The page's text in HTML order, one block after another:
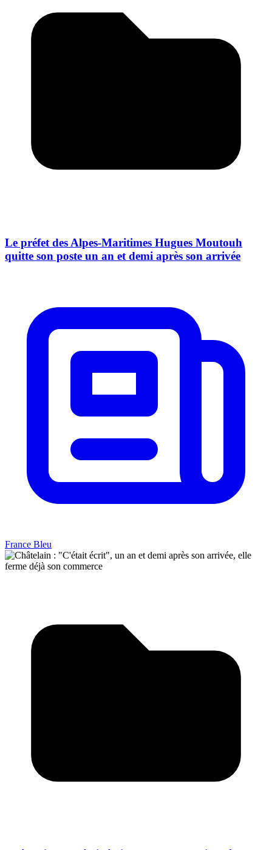
Le préfet des Alpes-Maritimes Hugues Moutouh
quitte son poste un an et demi après son arrivée
France Bleu